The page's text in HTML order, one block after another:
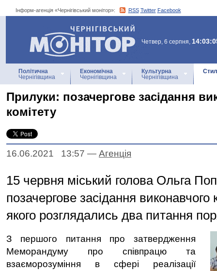
Інформ-агенція «Чернігівський монітор»: RSS Twitter Facebook
Інформ-агенція
«Чернігівський монітор»
Четвер, 6 серпня,
Політична
Чернігівщина
Економічна
Чернігівщина
Культурна
Чернігівщина
Прилуки: позачергове засідання
комітету
16.06.2021 13:57 — Агенцiя
15 червня міський голова Ольга
позачергове засідання виконавчого
якого розглядались два питання
З першого питання про затвердження
Меморандуму про співпрацю та
взаєморозуміння в сфері реалізації